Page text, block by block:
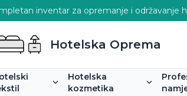
inventar za opremanje i održavanje
Hotelska Oprema
Hotelska
kozmetika